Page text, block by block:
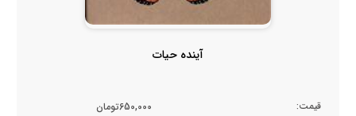
آینده حیات
قیمت: 650,000تومان